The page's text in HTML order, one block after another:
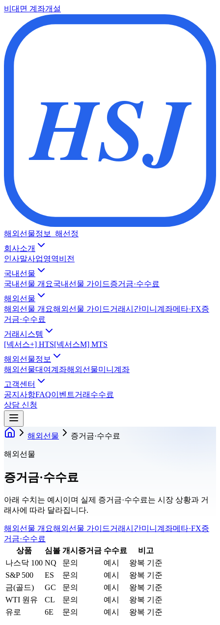
비대면 계좌개설
HSJ
해외선물정보_해선정
회사소개
인사말사업영역비전
국내선물
국내선물 개요국내선물 가이드증거금·수수료
해외선물
해외선물 개요해외선물 가이드거래시간미니계좌메타·FX증
거금·수수료
거래시스템
[넥서스+] HTS[넥서스M] MTS
해외선물정보
해외선물대여계좌해외선물미니계좌
고객센터
공지사항FAQ이벤트거래수수료
상담 신청
해외선물 증거금·수수료
해외선물
증거금·수수료
아래 수치는 예시이며 실제 증거금·수수료는 시장 상황과 거
래사에 따라 달라집니다.
해외선물 개요해외선물 가이드거래시간미니계좌메타·FX증
거금·수수료
상품
심볼 개시증거금 수수료
비고
나스닥 100 NQ 문의 예시
왕복 기준
S&P 500
ES 문의 예시
왕복 기준
금(골드)
GC 문의 예시
왕복 기준
WTI 원유
CL 문의 예시
왕복 기준
유로
6E 문의 예시 왕복 기준